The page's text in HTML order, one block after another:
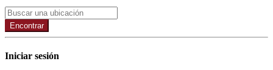
Encontrar
Iniciar sesión